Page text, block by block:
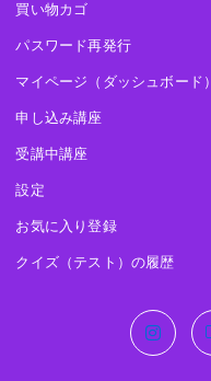
買い物カゴ
パスワード再発行
マイページ（ダッシュボード）
申し込み講座
受講中講座
設定
お気に入り登録
クイズ（テスト）の履歴